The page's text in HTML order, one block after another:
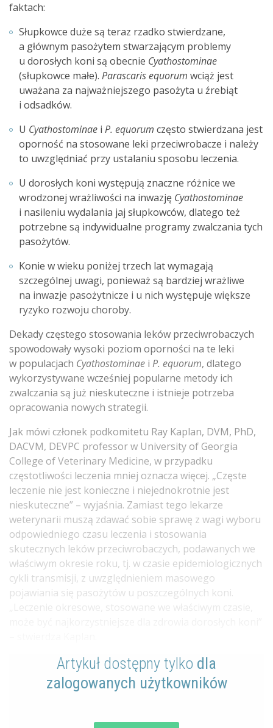
faktach:
Słupkowce duże są teraz rzadko stwierdzane,
a głównym pasożytem stwarzającym problemy
u dorosłych koni są obecnie Cyathostominae
(słupkowce małe). Parascaris equorum wciąż jest
uważana za najważniejszego pasożyta u źrebiąt
i odsadków.
U Cyathostominae i P. equorum często stwierdzana jest
oporność na stosowane leki przeciwrobacze i należy
to uwzględniać przy ustalaniu sposobu leczenia.
U dorosłych koni występują znaczne różnice we
wrodzonej wrażliwości na inwazję Cyathostominae
i nasileniu wydalania jaj słupkowców, dlatego też
potrzebne są indywidualne programy zwalczania tych
pasożytów.
Konie w wieku poniżej trzech lat wymagają
szczególnej uwagi, ponieważ są bardziej wrażliwe
na inwazje pasożytnicze i u nich występuje większe
ryzyko rozwoju choroby.
Dekady częstego stosowania leków przeciwrobaczych
spowodowały wysoki poziom oporności na te leki
w populacjach Cyathostominae i P. equorum, dlatego
wykorzystywane wcześniej popularne metody ich
zwalczania są już nieskuteczne i istnieje potrzeba
opracowania nowych strategii.
Jak mówi członek podkomitetu Ray Kaplan, DVM, PhD,
DACVM, DEVPC professor w University of Georgia
College of Veterinary Medicine, w przypadku
częstotliwości leczenia mniej oznacza więcej. „Częste
leczenie nie jest konieczne i niejednokrotnie jest
nieskuteczne” – wyjaśnia. Zamiast tego lekarze
weterynarii muszą zdawać sobie sprawę z wagi wyboru
odpowiedniego czasu leczenia i stosowania
skutecznych leków przeciwrobaczych, podawanych we
właściwym okresie roku, tj. w czasie epidemiologicznych
cykli transmisji, z uwzględnieniem masowego
pojawiania się pasożytów u poszczególnych koni.
„Leczenie okresowe, stosowane we właściwym czasie,
Artykuł dostępny tylko dla
zalogowanych użytkowników